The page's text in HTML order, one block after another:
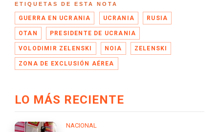
ETIQUETAS DE ESTA NOTA
GUERRA EN UCRANIA UCRANIA RUSIA
OTAN PRESIDENTE DE UCRANIA
VOLODIMIR ZELENSKI NOIA ZELENSKI
ZONA DE EXCLUSIÓN AÉREA
LO MÁS RECIENTE
NACIONAL